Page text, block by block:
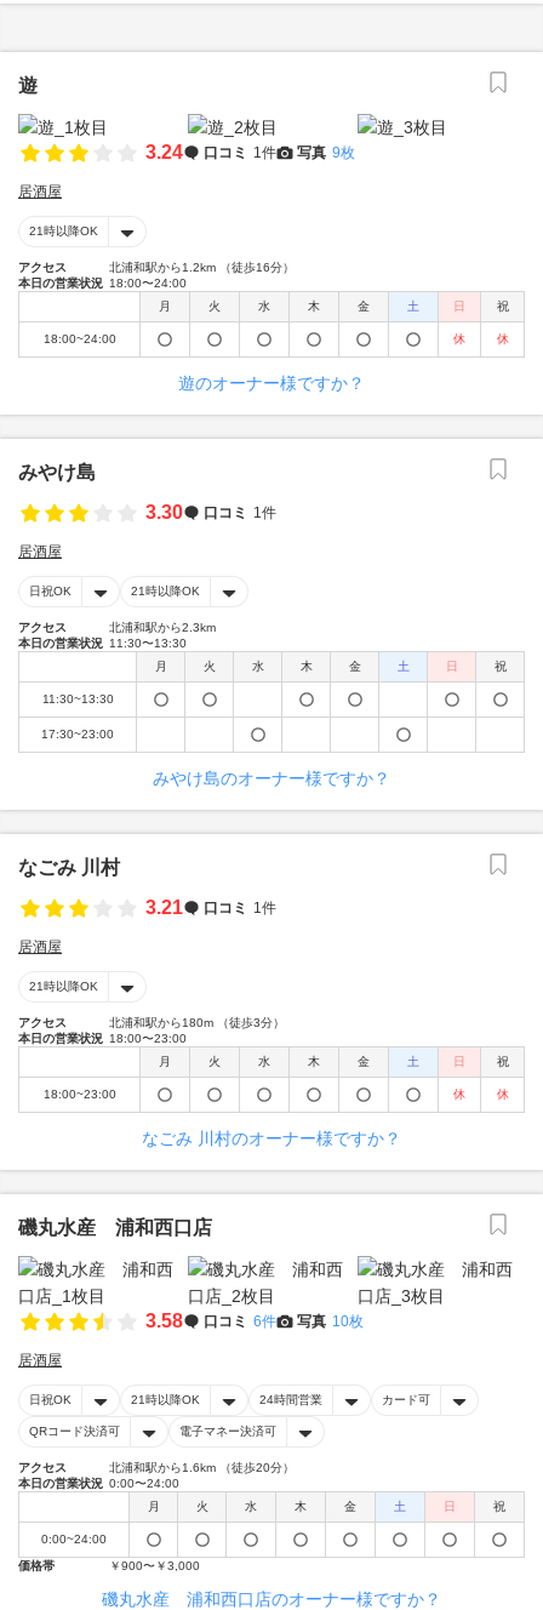
遊
3.24 口コミ 1件 写真 9枚
居酒屋
21時以降OK
アクセス
北浦和駅から1.2km （徒歩16分）
本日の営業状況 18:00〜24:00
月
火 水 木 金 土 日 祝
18:00~24:00 休 休
遊のオーナー様ですか？
みやけ島
3.30
口コミ 1件
居酒屋
日祝OK 21時以降OK
アクセス
北浦和駅から2.3km
本日の営業状況 11:30〜13:30
月
火 水 木 金 土 日 祝
11:30~13:30
17:30~23:00
みやけ島のオーナー様ですか？
なごみ 川村
3.21
口コミ 1件
居酒屋
21時以降OK
アクセス
北浦和駅から180m （徒歩3分）
本日の営業状況 18:00〜23:00
月
火 水 木 金 土 日 祝
18:00~23:00 休 休
なごみ 川村のオーナー様ですか？
磯丸水産 浦和西口店
3.58 口コミ 6件 写真 10枚
居酒屋
日祝OK 21時以降OK 24時間営業 カード可
QRコード決済可 電子マネー決済可
アクセス
北浦和駅から1.6km （徒歩20分）
本日の営業状況 0:00〜24:00
月
火 水 木 金 土 日 祝
0:00~24:00
価格帯
￥900〜￥3,000
磯丸水産 浦和西口店のオーナー様ですか？